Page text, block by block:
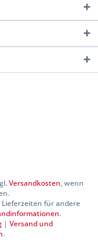
Versandkosten, wenn
für andere
.
| Versand und
.